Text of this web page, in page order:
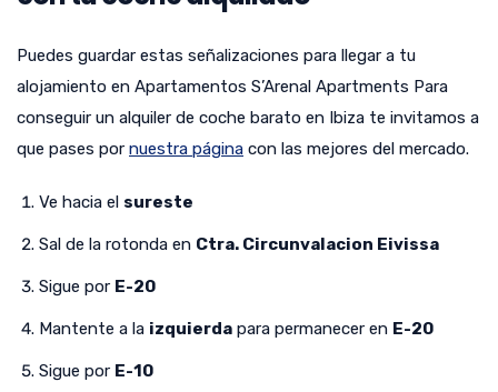
Puedes guardar estas señalizaciones para llegar a tu
alojamiento en Apartamentos S’Arenal Apartments Para
conseguir un alquiler de coche barato en Ibiza te invitamos a
que pases por nuestra página con las mejores del mercado.
Ve hacia el sureste
Sal de la rotonda en Ctra. Circunvalacion Eivissa
Sigue por E-20
Mantente a la izquierda para permanecer en E-20
Sigue por E-10